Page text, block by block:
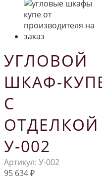
УГЛОВОЙ
ШКАФ-
С
ОТДЕЛКОЙ
У-002
Артикул: У-002
95 634₽